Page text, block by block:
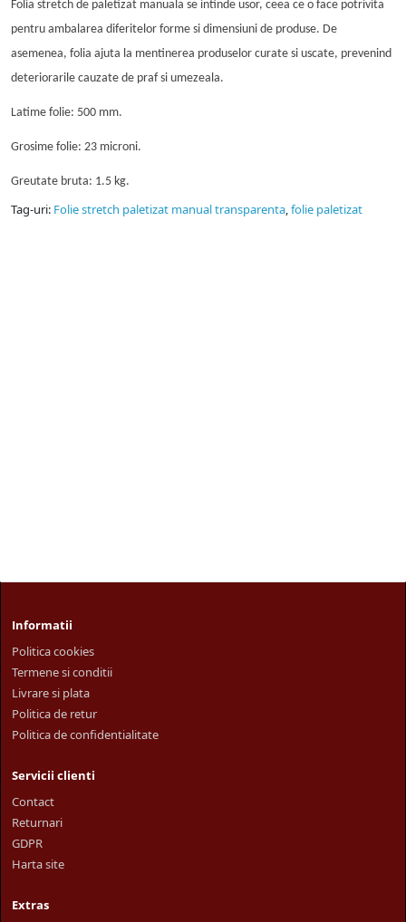
Folia stretch de paletizat manuala se intinde usor, ceea ce o face potrivita
pentru ambalarea diferitelor forme si dimensiuni de produse. De
asemenea, folia ajuta la mentinerea produselor curate si uscate, prevenind
deteriorarile cauzate de praf si umezeala.
Latime folie: 500 mm.
Grosime folie: 23 microni.
Greutate bruta: 1.5 kg.
Tag-uri: Folie stretch paletizat manual transparenta,folie paletizat
Informatii
Politica cookies
Termene si conditii
Livrare si plata
Politica de retur
Politica de confidentialitate
Servicii clienti
Contact
Returnari
GDPR
Harta site
Extras